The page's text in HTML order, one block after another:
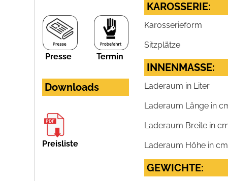
Presse Termin
Downloads
Preisliste
KAROSSERIE:
Karosserieform
Sitzplätze
INNENMASSE:
Laderaum in Liter
Laderaum Länge in
Laderaum Breite in
Laderaum Höhe in cm
GEWICHTE: